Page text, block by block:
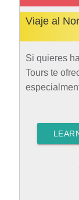
Viaje al
Si quieres
Tours te